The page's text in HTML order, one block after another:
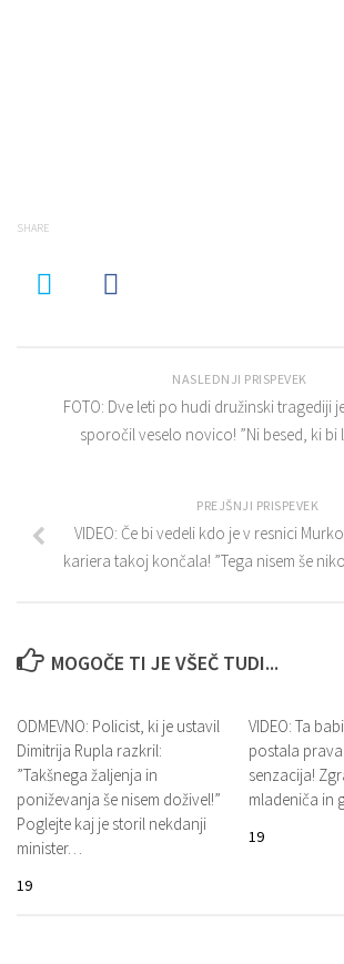
SHARE
NASLEDNJI PRISPEVEK
FOTO: Dve leti po hudi družinski tragediji
sporočil veselo novico! ”Ni besed, ki
PREJŠNJI PRISPEVEK
VIDEO: Če bi vedeli kdo je v resnici
kariera takoj končala! ”Tega nisem še
MOGOČE TI JE VŠEČ TUDI...
ODMEVNO: Policist, ki je ustavil
Dimitrija Rupla razkril:
”Takšnega žaljenja in
poniževanja še nisem doživel!”
Poglejte kaj je storil nekdanji
minister…
19
VIDEO: Ta
postala
senzacija!
mladeniča in
19